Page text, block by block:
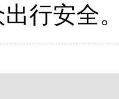
出行安全